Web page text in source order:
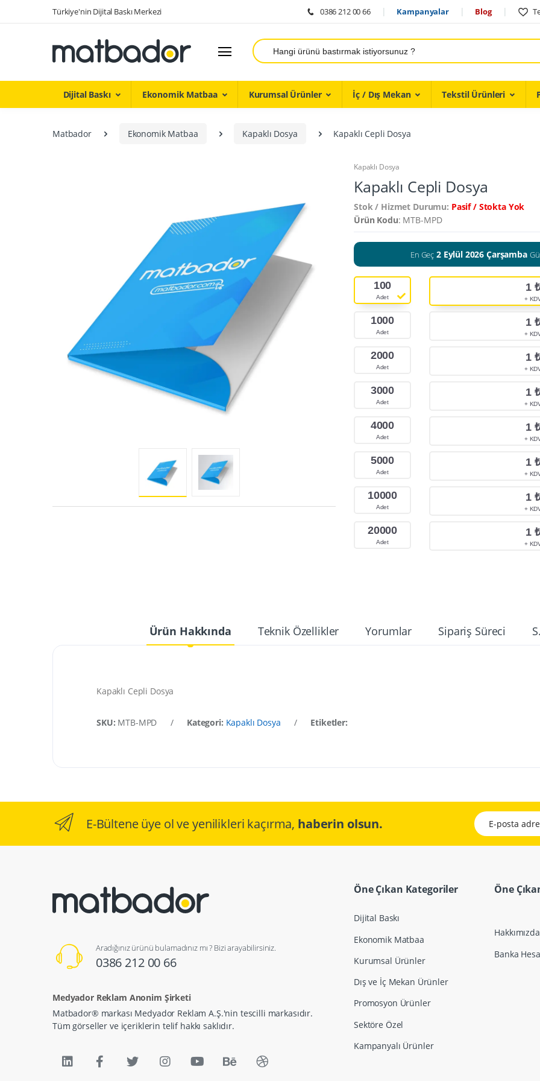
Türkiye'nin Dijital Baskı Merkezi 0386 212 00 66 Kampanyalar Blog
Ara
Dijital Baskı Ekonomik Matbaa Kurumsal Ürünler İç / Dış Mekan Tekstil Ürünleri
Matbador Ekonomik Matbaa Kapaklı Dosya Kapaklı Cepli Dosya
Kapaklı Dosya
Kapaklı Cepli Dosya
Stok / Hizmet Durumu: Pasif / Stokta Yok
Ürün Kodu: MTB-MPD
En Geç 2 Eylül 2026 Çarşamba
100
Adet
1 ₺
+
1000
Adet
1 ₺
+
2000
Adet
1 ₺
+
3000
Adet
1 ₺
+
4000
Adet
1 ₺
+
5000
Adet
1 ₺
+
10000
Adet
1 ₺
+
20000
Adet
1 ₺
+
Ürün Hakkında Teknik Özellikler Yorumlar Sipariş Süreci
Kapaklı Cepli Dosya
SKU: MTB-MPD / Kategori: Kapaklı Dosya / Etiketler:
E-Bültene üye ol ve yenilikleri kaçırma, haberin olsun. E-posta adresiniz
Aradığınız ürünü bulamadınız mı ? Bizi arayabilirsiniz.
0386 212 00 66
Medyador Reklam Anonim Şirketi
Matbador® markası Medyador Reklam A.Ş.'nin tescilli markasıdır.
Tüm görseller ve içeriklerin telif hakkı saklıdır.
Öne Çıkan Kategoriler
Dijital Baskı
Ekonomik Matbaa
Kurumsal Ürünler
Dış ve İç Mekan Ürünler
Promosyon Ürünler
Sektöre Özel
Kampanyalı Ürünler
Öne
Hakkımızda
Banka